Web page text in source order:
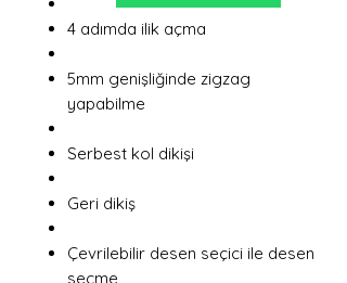
4 adımda ilik açma
5mm genişliğinde zigzag
yapabilme
Serbest kol dikişi
Geri dikiş
Çevrilebilir desen seçici ile desen
seçme